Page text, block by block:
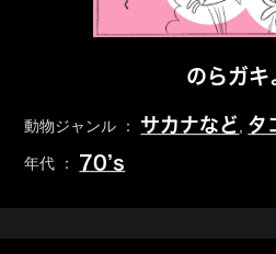
のらガキ
動物ジャンル ： サカナなど タ
年代 ： 70’s